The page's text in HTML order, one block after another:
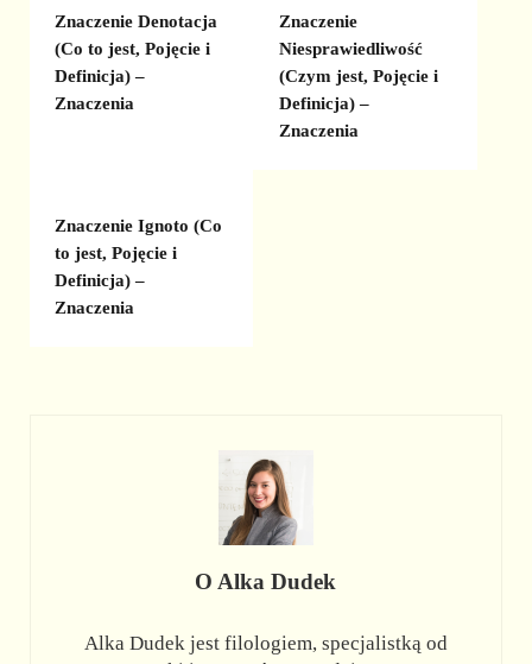
Znaczenie Denotacja
(Co to jest, Pojęcie i
Definicja) –
Znaczenia
Znaczenie
Niesprawiedliwość
(Czym jest, Pojęcie i
Definicja) –
Znaczenia
Znaczenie Ignoto (Co
to jest, Pojęcie i
Definicja) –
Znaczenia
O Alka Dudek
Alka Dudek jest filologiem, specjalistką od